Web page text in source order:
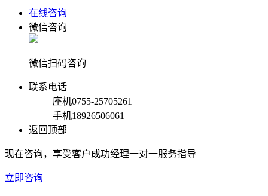
在线咨询
微信咨询
微信扫码咨询
联系电话
座机0755-25705261
手机18926506061
返回顶部
现在咨询，享受客户成功经理一对一服务指导
立即咨询